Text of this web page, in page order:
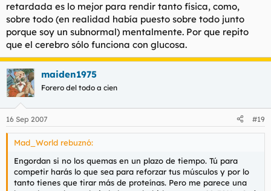
retardada es lo mejor para rendir tanto física, como,
sobre todo (en realidad había puesto sobre todo junto
porque soy un subnormal) mentalmente. Por que repito
que el cerebro sólo funciona con glucosa.
maiden1975
Forero del todo a cien
16 Sep 2007 #19
Mad_World rebuznó:
Engordan si no los quemas en un plazo de tiempo. Tú para
competir harás lo que sea para reforzar tus músculos y por lo
tanto tienes que tirar más de proteínas. Pero me parece una